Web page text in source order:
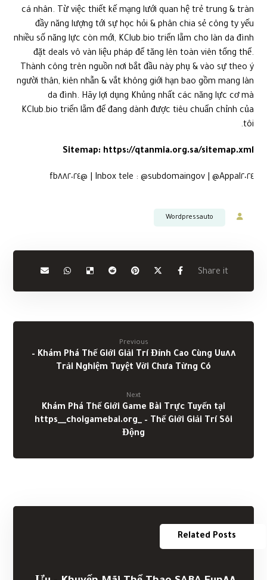
cá nhân. Từ việc thiết kế mạng lưới quan hệ trẻ trung & tràn
đầy năng lượng tới sự học hỏi & phân chia sẻ công ty yếu
nhiều số năng lực còn mới, KClub.bio triển lẵm cho làn da đình
đặt deals vô vàn liệu pháp để tăng lên toàn viên tổng thể.
Thành công trên nguồn nơi bắt đầu này phụ & vào sự theo ý
người thân, kiên nhẫn & vắt không giới hạn bao gồm mang làn
da đình. Hãy lợi dụng Khủng nhất các năng lực cơ mà
KClub.bio triển lẵm để đang dành được tiêu chuẩn chỉnh của
tôi.
Sitemap: https://qtanmia.org.sa/sitemap.xml
Inbox tele : @subdomaingov | @Appal٢٠٢٤ | @fb٨٨٢٠٢٤
Wordpressauto
Previous
Khám Phá Thế Giới Giải Trí Đỉnh Cao Cùng Uu٨٨ –
Trải Nghiệm Tuyệt Vời Chưa Từng Có
Next
Khám Phá Thế Giới Game Bài Trực Tuyến tại
https__choigamebai.org_ – Thế Giới Giải Trí Sôi
Động
Related Posts